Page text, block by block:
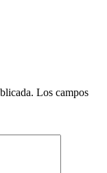
Los campos